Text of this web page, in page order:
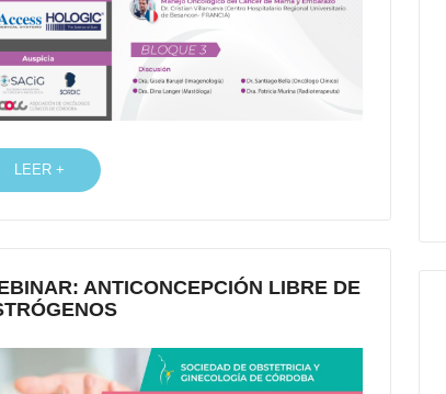
LEER +
ANTICONCEPCIÓN LIBRE DE